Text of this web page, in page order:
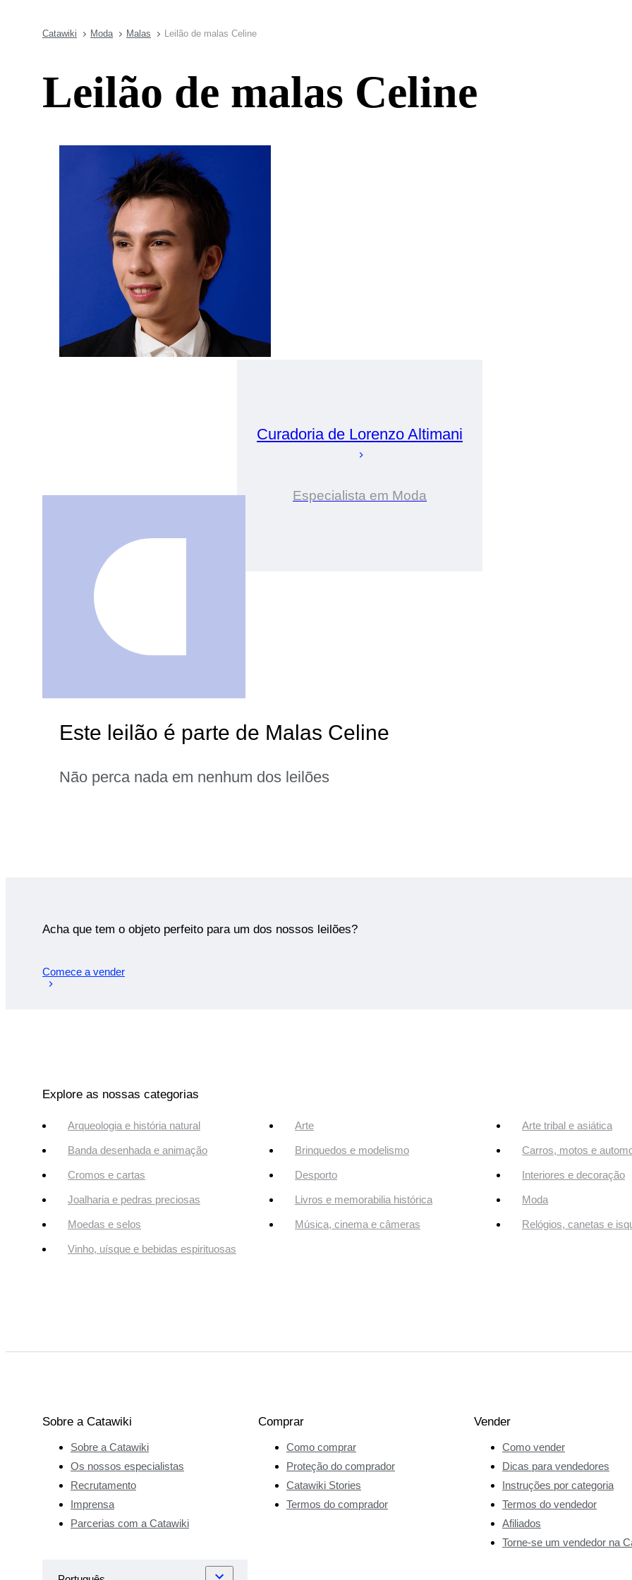
Catawiki Moda Malas Leilão de malas Celine
Leilão de malas Celine
Curadoria de Lorenzo Altimani
Especialista em Moda
Este leilão é parte de Malas Celine
Não perca nada em nenhum dos leilões
Acha que tem o objeto perfeito para um dos nossos leilões?
Comece a vender
Explore as nossas categorias
Arqueologia e história natural Arte Arte tribal e asiática
Banda desenhada e animação Brinquedos e modelismo Carros, motos e
Cromos e cartas Desporto Interiores e decoração
Joalharia e pedras preciosas Livros e memorabilia histórica Moda
Moedas e selos Música, cinema e câmeras Relógios, canetas e
Vinho, uísque e bebidas espirituosas
Sobre a Catawiki
Sobre a Catawiki
Os nossos especialistas
Recrutamento
Imprensa
Parcerias com a Catawiki
Comprar
Como comprar
Proteção do comprador
Catawiki Stories
Termos do comprador
Vender
Como vender
Dicas para vendedores
Instruções por categoria
Termos do vendedor
Afiliados
Torne-se um vendedor na